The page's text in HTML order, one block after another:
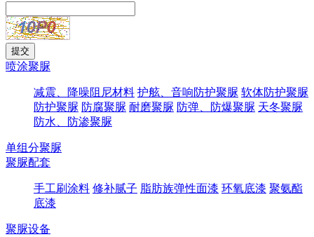
喷涂聚脲
减震、降噪阻尼材料 护舷、音响防护聚脲 软体防护聚脲
防护聚脲 防腐聚脲 耐磨聚脲 防弹、防爆聚脲 天冬聚脲
防水、防渗聚脲
单组分聚脲
聚脲配套
手工刷涂料 修补腻子 脂肪族弹性面漆 环氧底漆 聚氨酯
底漆
聚脲设备